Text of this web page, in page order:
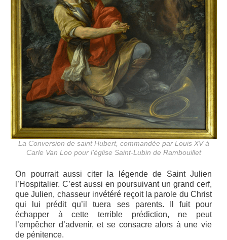
La Conversion de saint Hubert, commandée par Louis XV à
Carle Van Loo pour l’église Saint-Lubin de Rambouillet
On pourrait aussi citer la légende de Saint Julien
l’Hospitalier. C’est aussi en poursuivant un grand cerf,
que Julien, chasseur invétéré reçoit la parole du Christ
qui lui prédit qu’il tuera ses parents. Il fuit pour
échapper à cette terrible prédiction, ne peut
l’empêcher d’advenir, et se consacre alors à une vie
de pénitence.